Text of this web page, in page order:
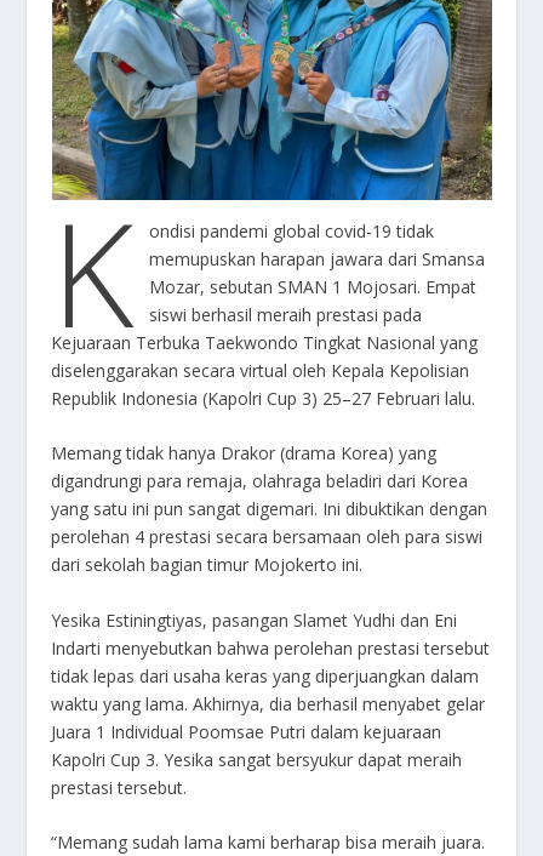
K
ondisi pandemi global covid-19 tidak
memupuskan harapan jawara dari Smansa
Mozar, sebutan SMAN 1 Mojosari. Empat
siswi berhasil meraih prestasi pada
Kejuaraan Terbuka Taekwondo Tingkat Nasional yang
diselenggarakan secara virtual oleh Kepala Kepolisian
Republik Indonesia (Kapolri Cup 3) 25–27 Februari lalu.
Memang tidak hanya Drakor (drama Korea) yang
digandrungi para remaja, olahraga beladiri dari Korea
yang satu ini pun sangat digemari. Ini dibuktikan dengan
perolehan 4 prestasi secara bersamaan oleh para siswi
dari sekolah bagian timur Mojokerto ini.
Yesika Estiningtiyas, pasangan Slamet Yudhi dan Eni
Indarti menyebutkan bahwa perolehan prestasi tersebut
tidak lepas dari usaha keras yang diperjuangkan dalam
waktu yang lama. Akhirnya, dia berhasil menyabet gelar
Juara 1 Individual Poomsae Putri dalam kejuaraan
Kapolri Cup 3. Yesika sangat bersyukur dapat meraih
prestasi tersebut.
“Memang sudah lama kami berharap bisa meraih juara.